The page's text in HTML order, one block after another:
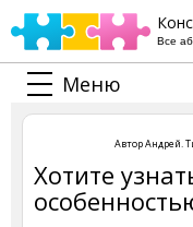
Все
Меню
АвторАндрей.
Хотите